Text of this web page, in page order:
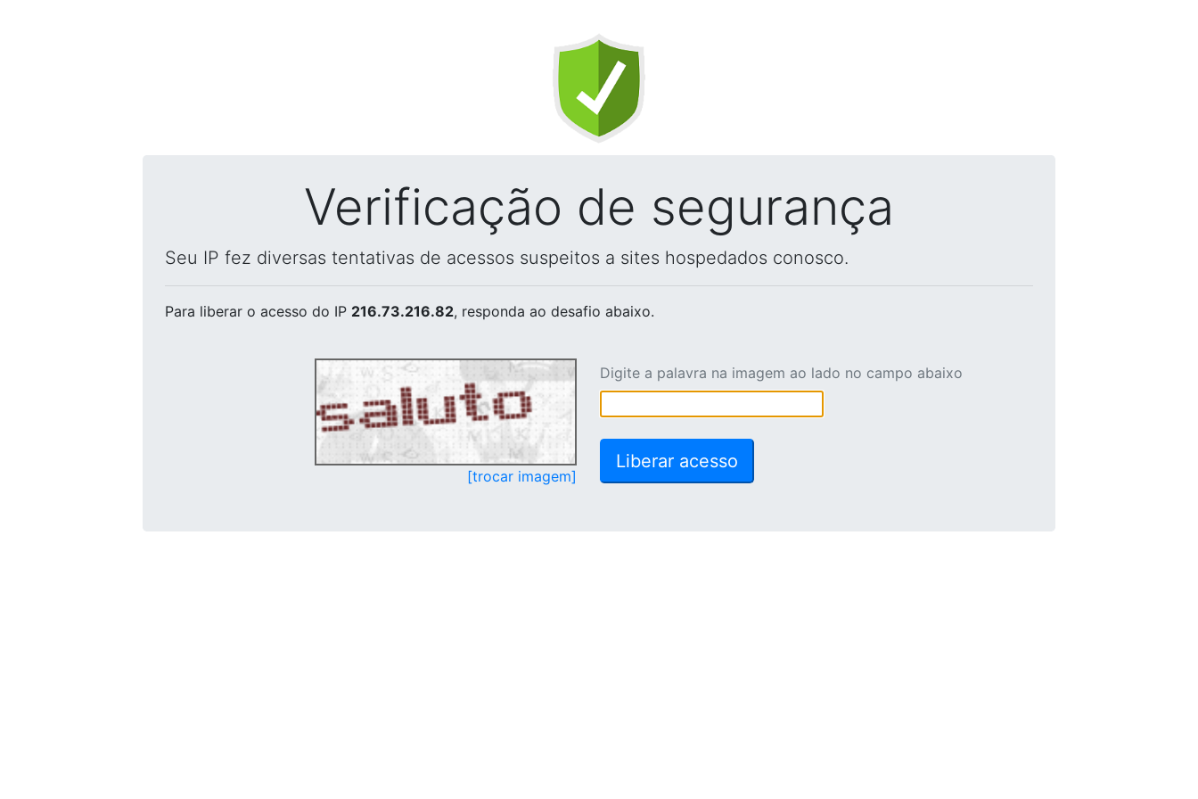
Verificação de segurança
Seu IP fez diversas tentativas de acessos suspeitos a sites hospedados conosco.
Para liberar o acesso do IP 216.73.216.82, responda ao desafio abaixo.
[trocar imagem]
Digite a palavra na imagem ao lado no campo abaixo